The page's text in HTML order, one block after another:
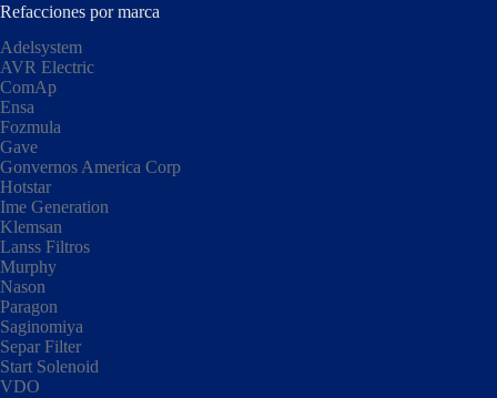
Refacciones por marca
Adelsystem
AVR Electric
ComAp
Ensa
Fozmula
Gave
Gonvernos America Corp
Hotstar
Ime Generation
Klemsan
Lanss Filtros
Murphy
Nason
Paragon
Saginomiya
Separ Filter
Start Solenoid
VDO